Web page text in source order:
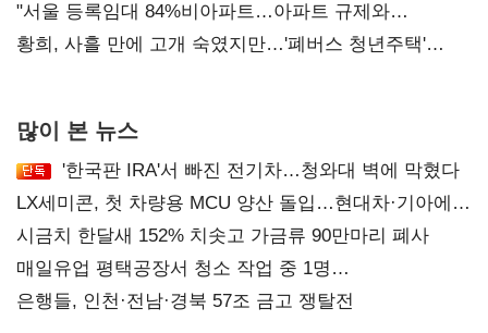
오차 당연"
"서울 등록임대 84%비아파트…아파트 규제와
달리해야"
황희, 사흘 만에 고개 숙였지만…'폐버스 청년주택'
많이 본 뉴스
'한국판 IRA'서 빠진 전기차…청와대 벽에 막혔다
LX세미콘, 첫 차량용 MCU 양산 돌입…현대차·기아에
공급
시금치 한달새 152% 치솟고 가금류 90만마리 폐사
매일유업 평택공장서 청소 작업 중 1명
사망…"안전관리체계 재점검"
은행들, 인천·전남·경북 57조 금고 쟁탈전